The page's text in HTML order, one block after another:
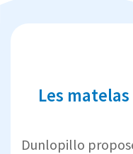
Les
Dunlopillo